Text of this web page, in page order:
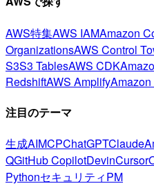
AWS特集AWS IAMAmazon
OrganizationsAWS Control
S3S3 TablesAWS CDK
RedshiftAWS Amplify
注目のテーマ
生成AIMCPChatGPTClaude
QGitHub CopilotDevinCursor
PythonセキュリティPM